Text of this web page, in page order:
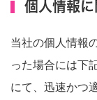
個人情報
当社の個人情報
った場合には下
にて、迅速かつ